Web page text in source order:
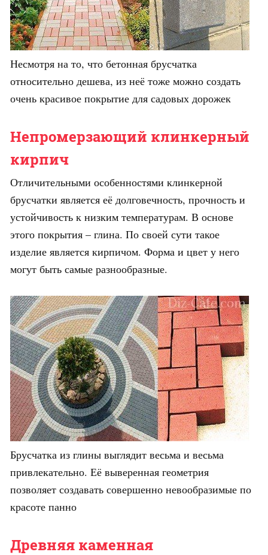
Несмотря на то, что бетонная брусчатка
относительно дешева, из неё тоже можно создать
очень красивое покрытие для садовых дорожек
Непромерзающий клинкерный
кирпич
Отличительными особенностями клинкерной
брусчатки является её долговечность, прочность и
устойчивость к низким температурам. В основе
этого покрытия – глина. По своей сути такое
изделие является кирпичом. Форма и цвет у него
могут быть самые разнообразные.
Брусчатка из глины выглядит весьма и весьма
привлекательно. Её выверенная геометрия
позволяет создавать совершенно невообразимые по
красоте панно
Древняя каменная